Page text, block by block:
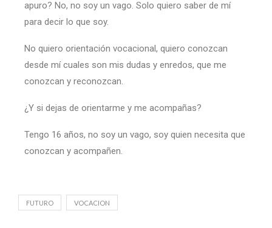
apuro? No, no soy un vago. Solo quiero saber de mí
para decir lo que soy.
No quiero orientación vocacional, quiero conozcan
desde mí cuales son mis dudas y enredos, que me
conozcan y reconozcan.
¿Y si dejas de orientarme y me acompañas?
Tengo 16 años, no soy un vago, soy quien necesita que
conozcan y acompañen.
FUTURO VOCACION